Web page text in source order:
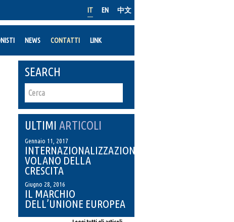
IT EN 中文
NEWS CONTATTI LINK
SEARCH
ULTIMI ARTICOLI
Gennaio 11, 2017
INTERNAZIONALIZZAZIONE:
VOLANO DELLA
CRESCITA
Giugno 28, 2016
IL MARCHIO
DELL’UNIONE EUROPEA